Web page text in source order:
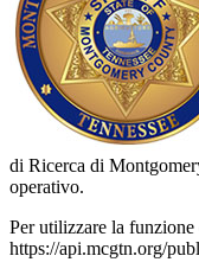
di Ricerca di
operativo.
Per utilizzare la
https://api.mcgtn.org/